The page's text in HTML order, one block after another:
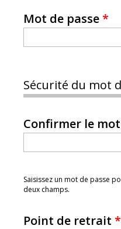
Mot de passe*
Sécurité du mot
Confirmer le
Saisissez un mot de passe
deux champs.
Point de retrait *